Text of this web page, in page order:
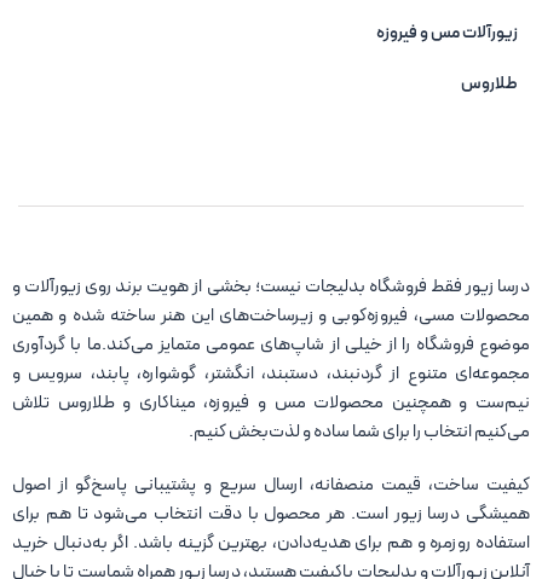
زیورآلات مس و فیروزه‌
طلاروس
درسا زیور فقط فروشگاه بدلیجات نیست؛ بخشی از هویت برند روی زیورآلات و
محصولات مسی، فیروزه‌کوبی و زیرساخت‌های این هنر ساخته شده و همین
موضوع فروشگاه را از خیلی از شاپ‌های عمومی متمایز می‌کند.ما با گردآوری
مجموعه‌ای متنوع از گردنبند، دستبند، انگشتر، گوشواره، پابند، سرویس و
نیم‌ست و همچنین محصولات مس و فیروزه، میناکاری و طلاروس تلاش
می‌کنیم انتخاب را برای شما ساده و لذت‌بخش کنیم.
کیفیت ساخت، قیمت منصفانه، ارسال سریع و پشتیبانی پاسخ‌گو از اصول
همیشگی درسا زیور است. هر محصول با دقت انتخاب می‌شود تا هم برای
استفاده روزمره و هم برای هدیه‌دادن، بهترین گزینه باشد. اگر به‌دنبال خرید
آنلاین زیورآلات و بدلیجات باکیفیت هستید، درسا زیور همراه شماست تا با خیال